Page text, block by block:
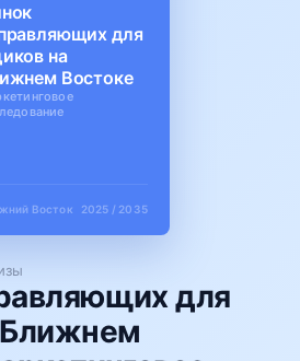
для
для
на
Востоке
Восток 2025 / 2035